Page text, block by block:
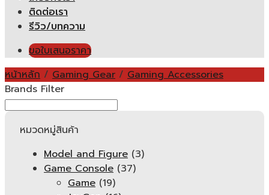
ติดต่อเรา
รีวิว/บทความ
ขอใบเสนอราคา
หน้าหลัก / Gaming Gear / Gaming Accessories
Brands Filter
หมวดหมู่สินค้า
Model and Figure (3)
Game Console (37)
Game (19)